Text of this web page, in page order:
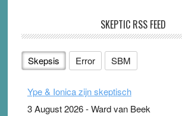
SKEPTIC RSS FEED
Skepsis Error SBM
Ype & Ionica zijn skeptisch
3 August 2026-Ward van Beek